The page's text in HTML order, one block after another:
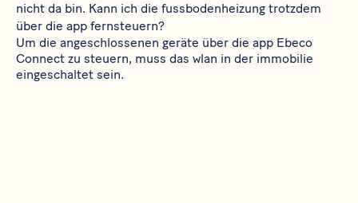
nicht da bin. Kann ich die fussbodenheizung trotzdem
über die app fernsteuern?
Um die angeschlossenen geräte über die app Ebeco
Connect zu steuern, muss das wlan in der immobilie
eingeschaltet sein.